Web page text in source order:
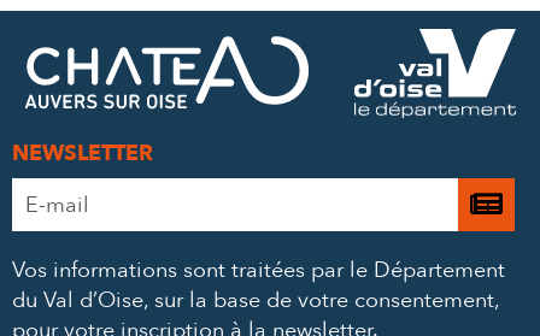
FACEBOOK
MAIL
NEWSLETTER
Adresse
e-
*
Je
à
Vos informations sont traitées par le Département
du Val d’Oise, sur la base de votre consentement,